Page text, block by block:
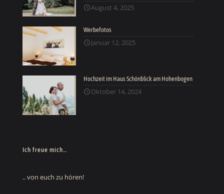
August 4, 2025
Werbefotos
Januar 12, 2025
Hochzeit im Haus Schönblick am Hohenbogen
Oktober 14, 2024
Ich freue mich…
.. von euch zu hören!